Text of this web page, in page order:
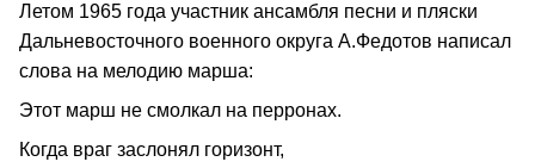
Летом 1965 года участник ансамбля песни и пляски
Дальневосточного военного округа А.Федотов написал
слова на мелодию марша:
Этот марш не смолкал на перронах.
Когда враг заслонял горизонт,